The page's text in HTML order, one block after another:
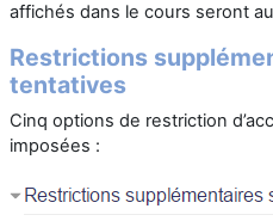
affichés dans le cours seront
Restrictions
tentatives
Cinq options de restriction
imposées :